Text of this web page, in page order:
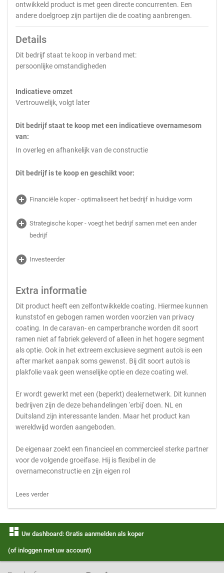
ontwikkeld product is met geen directe concurrenten. Een
andere doelgroep zijn partijen die de coating aanbrengen.
Details
Dit bedrijf staat te koop in verband met:
persoonlijke omstandigheden
Indicatieve omzet
Vertrouwelijk, volgt later
Dit bedrijf staat te koop met een indicatieve overnamesom
van:
In overleg en afhankelijk van de constructie
Dit bedrijf is te koop en geschikt voor:
add_circle Financiële koper - optimaliseert het bedrijf in huidige vorm
add_circle Strategische koper - voegt het bedrijf samen met een ander
bedrijf
add_circle Investeerder
Extra informatie
Dit product heeft een zelfontwikkelde coating. Hiermee kunnen
kunststof en gebogen ramen worden voorzien van privacy
coating. In de caravan- en camperbranche worden dit soort
ramen niet af fabriek geleverd of alleen in het hogere segment
als optie. Ook in het extreem exclusieve segment auto's is een
after market aanpak soms gewenst. Bij dit soort auto's is
plakfolie vaak geen wenselijke optie en deze coating wel.
Er wordt gewerkt met een (beperkt) dealernetwerk. Dit kunnen
bedrijven zijn de deze behandelingen 'erbij' doen. NL en
Duitsland zijn interessante landen. Maar het product kan
wereldwijd worden aangeboden.
De eigenaar zoekt een financieel en commercieel sterke partner
voor de volgende groeifase. Hij is flexibel in de
overnameconstructie en zijn eigen rol
Lees verder
dashboard Uw dashboard: Gratis aanmelden als koper
(of inloggen met uw account)